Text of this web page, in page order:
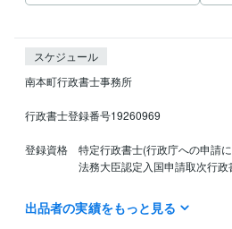
スケジュール
南本町行政書士事務所
行政書士登録番号19260969
登録資格　特定行政書士(行政庁への申請
法務大臣認定入国申請取次行政
契約書作成を含めすべての業務は365日受
始、土日祝日、定休日を除き1時間〜12時
出品者の実績をもっと見る